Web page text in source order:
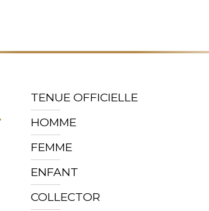
TENUE OFFICIELLE
HOMME
FEMME
ENFANT
COLLECTOR